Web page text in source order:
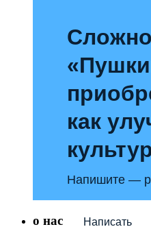
как
Напишите —
Написать
о нас